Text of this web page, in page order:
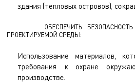
здания (тепловых островов),
ОБЕСПЕЧИТЬ БЕЗОПАСНОСТЬ
ПРОЕКТИРУЕМОЙ СРЕДЫ:
Использование материалов,
требования к охране
производстве.